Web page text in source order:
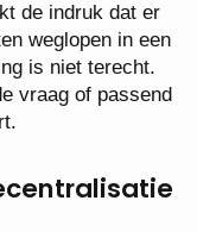
de indruk dat er
weglopen in een
is niet terecht.
vraag of passend